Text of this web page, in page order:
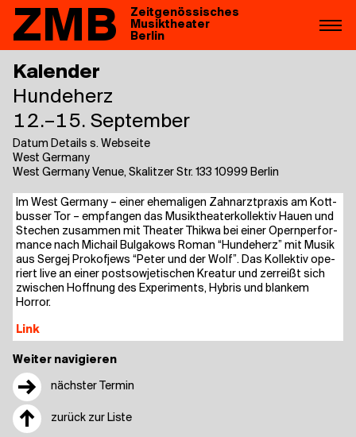
ZMB
Zeitgenössisches
Musiktheater
Berlin
Weiter navigieren
→ nächster Termin
↑ zurück zur Liste
Kalender
Hun­de­herz
12.–15. September
Datum Details s. Webseite
West Germany
West Germany Venue, Skalitzer Str. 133 10999 Berlin
Im West Ger­ma­ny – einer ehe­ma­li­gen Zahn­arzt­pra­xis am Kott­
bus­ser Tor – emp­fan­gen das Musik­thea­ter­kol­lek­tiv Hau­en und
Ste­chen zusam­men mit Thea­ter Thik­wa bei einer Opern­per­for­
mance nach Michail Bul­ga­kows Roman “Hun­de­herz” mit Musik
aus Ser­gej Pro­kof­jews “Peter und der Wolf”. Das Kol­lek­tiv ope­
riert live an einer post­so­wje­ti­schen Krea­tur und zer­reißt sich
zwi­schen Hoff­nung des Expe­ri­ments, Hybris und blan­kem
Horror.
Link